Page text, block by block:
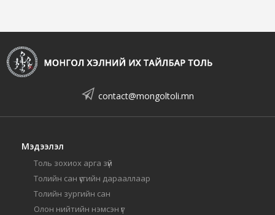
contact@mongoltoli.mn
Мэдээлэл
Толь зохиох арга зүй
Толийн сан үсгийн дарааллаар
Толийн зургийн сан
Олон нийтийн нэмсэн үг